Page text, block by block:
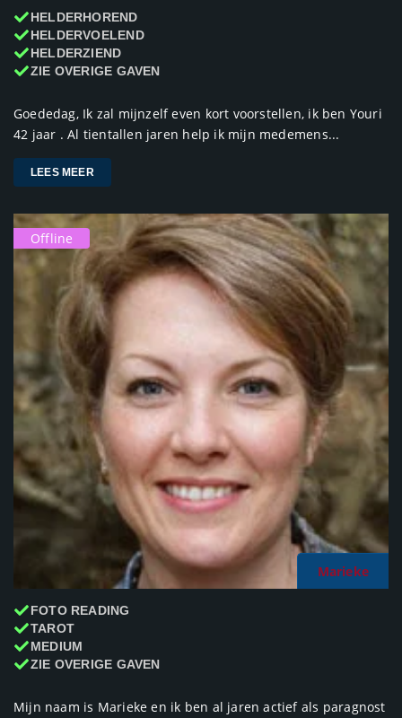
HELDERHOREND
HELDERVOELEND
HELDERZIEND
ZIE OVERIGE GAVEN
Goededag, Ik zal mijnzelf even kort voorstellen, ik ben Youri
42 jaar . Al tientallen jaren help ik mijn medemens...
LEES MEER
Offline
Marieke
FOTO READING
TAROT
MEDIUM
ZIE OVERIGE GAVEN
Mijn naam is Marieke en ik ben al jaren actief als paragnost